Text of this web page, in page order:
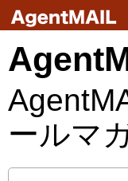
ールマ